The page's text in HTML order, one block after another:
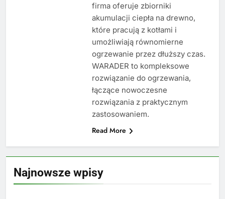
firma oferuje zbiorniki
akumulacji ciepła na drewno,
które pracują z kotłami i
umożliwiają równomierne
ogrzewanie przez dłuższy czas.
WARADER to kompleksowe
rozwiązanie do ogrzewania,
łączące nowoczesne
rozwiązania z praktycznym
zastosowaniem.
Read More
Najnowsze wpisy